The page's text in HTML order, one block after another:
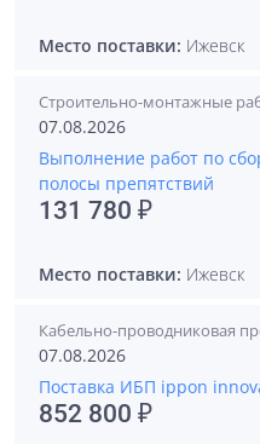
Место поставки: Ижевск
Строительно-монтажные
07.08.2026
Выполнение работ по
полосы препятствий
131 780 ₽
Место поставки: Ижевск
Кабельно-проводниковая
07.08.2026
Поставка ИБП ippon
852 800 ₽